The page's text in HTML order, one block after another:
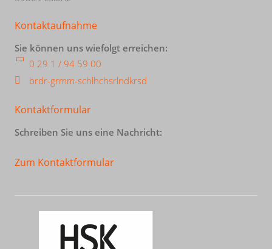
Kontaktaufnahme
Sie können uns wiefolgt erreichen:
0 29 1 / 94 59 00
brdr-grmm-schlhchsrlndkrsd
Kontaktformular
Schreiben Sie uns eine Nachricht:
Zum Kontaktformular